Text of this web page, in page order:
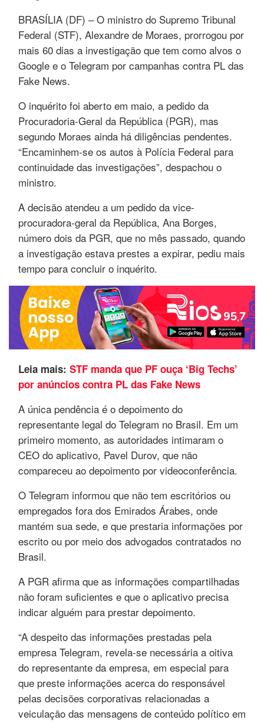
BRASÍLIA (DF) – O ministro do Supremo Tribunal
Federal (STF), Alexandre de Moraes, prorrogou por
mais 60 dias a investigação que tem como alvos o
Google e o Telegram por campanhas contra PL das
Fake News.
O inquérito foi aberto em maio, a pedido da
Procuradoria-Geral da República (PGR), mas
segundo Moraes ainda há diligências pendentes.
“Encaminhem-se os autos à Polícia Federal para
continuidade das investigações”, despachou o
ministro.
A decisão atendeu a um pedido da vice-
procuradora-geral da República, Ana Borges,
número dois da PGR, que no mês passado, quando
a investigação estava prestes a expirar, pediu mais
tempo para concluir o inquérito.
Leia mais: STF manda que PF ouça ‘Big Techs’
por anúncios contra PL das Fake News
A única pendência é o depoimento do
representante legal do Telegram no Brasil. Em um
primeiro momento, as autoridades intimaram o
CEO do aplicativo, Pavel Durov, que não
compareceu ao depoimento por videoconferência.
O Telegram informou que não tem escritórios ou
empregados fora dos Emirados Árabes, onde
mantém sua sede, e que prestaria informações por
escrito ou por meio dos advogados contratados no
Brasil.
A PGR afirma que as informações compartilhadas
não foram suficientes e que o aplicativo precisa
indicar alguém para prestar depoimento.
“A despeito das informações prestadas pela
empresa Telegram, revela-se necessária a oitiva
do representante da empresa, em especial para
que preste informações acerca do responsável
pelas decisões corporativas relacionadas a
veiculação das mensagens de conteúdo político em